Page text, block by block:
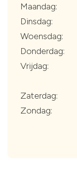
Maandag:
Dinsdag:
Woensdag:
Donderdag:
Vrijdag:
Zaterdag:
Zondag: